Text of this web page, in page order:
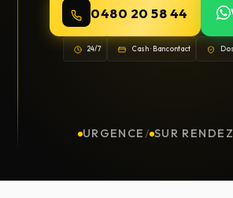
0480 20 58 44
24/7 Cash · Bancontact
URGENCE / SUR